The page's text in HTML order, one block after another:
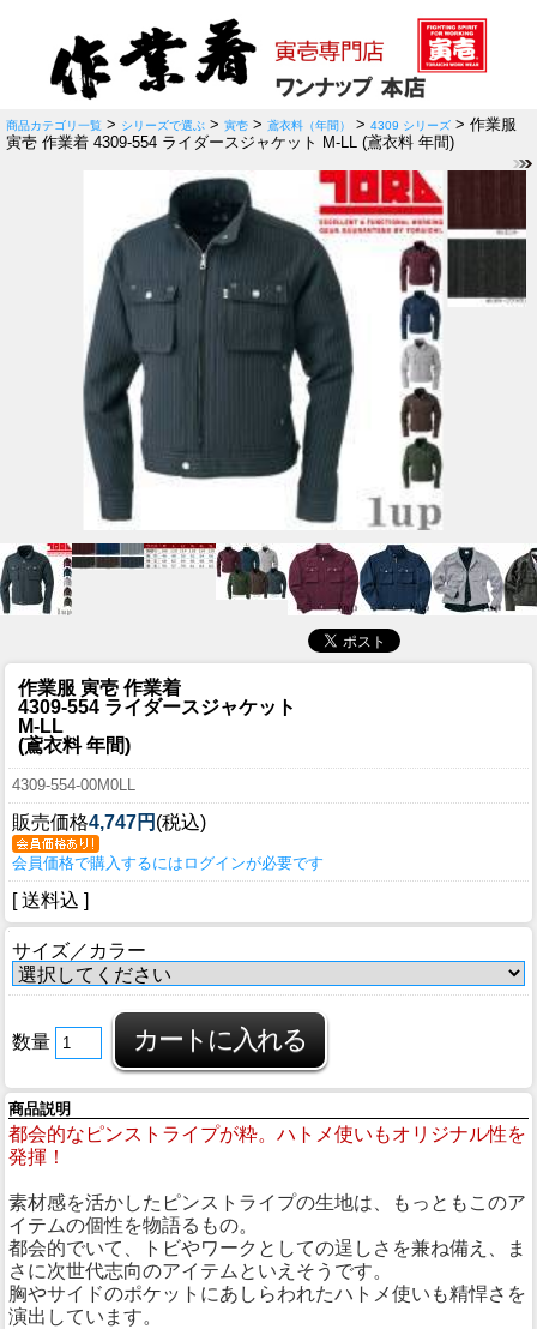
商品カテゴリ一覧 > シリーズで選ぶ > 寅壱 > 鳶衣料（年間） > 4309 シリーズ > 作業服
寅壱 作業着 4309-554 ライダースジャケット M-LL (鳶衣料 年間)
作業服 寅壱 作業着
4309-554 ライダースジャケット
M-LL
(鳶衣料 年間)
4309-554-00M0LL
販売価格4,747円 (税込)
会員価格で購入するにはログインが必要です
[ 送料込 ]
サイズ／カラー
数量
商品説明
都会的なピンストライプが粋。ハトメ使いもオリジナル性を
発揮！
素材感を活かしたピンストライプの生地は、もっともこのア
イテムの個性を物語るもの。
都会的でいて、トビやワークとしての逞しさを兼ね備え、ま
さに次世代志向のアイテムといえそうです。
胸やサイドのポケットにあしらわれたハトメ使いも精悍さを
演出しています。